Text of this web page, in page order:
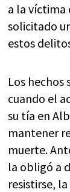
a la víctima
solicitado
estos
Los hechos
cuando el
su tía en
mantener
muerte.
la obligó a
resistirse,